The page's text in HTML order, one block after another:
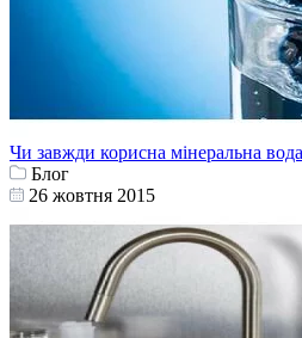
Чи завжди корисна мінеральна
Блог
26 жовтня 2015